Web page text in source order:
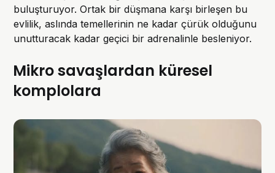
buluşturuyor. Ortak bir düşmana karşı birleşen bu
evlilik, aslında temellerinin ne kadar çürük olduğunu
unutturacak kadar geçici bir adrenalinle besleniyor.
Mikro savaşlardan küresel
komplolara